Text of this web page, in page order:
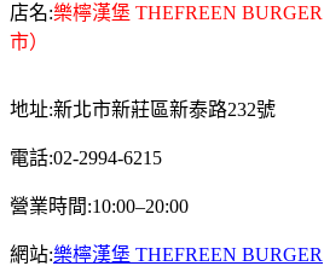
店名:樂檸漢堡 THEFREEN
市）
地址:新北市新莊區新泰路232號
電話:02-2994-6215
營業時間:10:00–20:00
網站:樂檸漢堡 THEFREEN BURGER